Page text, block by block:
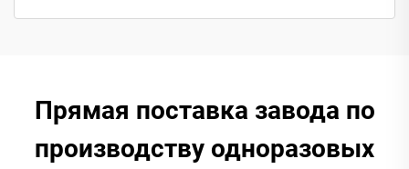
Прямая поставка завода по
производству одноразовых